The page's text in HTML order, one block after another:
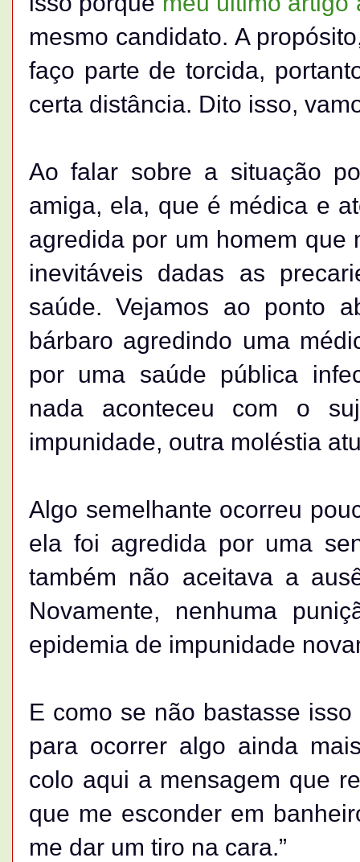
mesmo candidato. A
faço parte de torcida,
certa distância. Dito isso,
Ao falar sobre a situação
amiga, ela, que é médica e
agredida por um homem que
inevitáveis dadas as
saúde. Vejamos ao ponto
bárbaro agredindo uma
por uma saúde pública
nada aconteceu com o
impunidade, outra moléstia
Algo semelhante ocorreu
ela foi agredida por uma
também não aceitava a
Novamente, nenhuma
epidemia de impunidade
E como se não bastasse
para ocorrer algo ainda
colo aqui a mensagem que
que me esconder em
me dar um tiro na cara.”